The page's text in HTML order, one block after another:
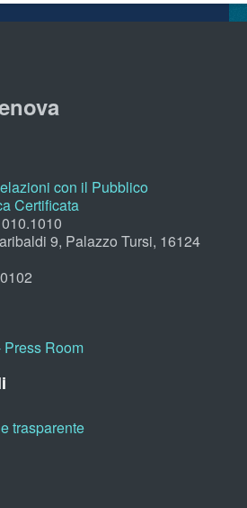
con il Pubblico
Certificata
9, Palazzo Tursi, 16124
Press Room
trasparente